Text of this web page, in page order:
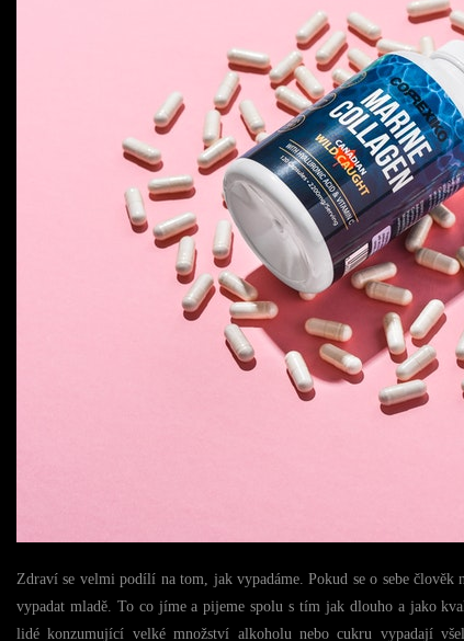
Zdraví se velmi podílí na tom, jak vypadáme. Pokud se o sebe člověk
vypadat mladě. To co jíme a pijeme spolu s tím jak dlouho a jako
lidé konzumující velké množství alkoholu nebo cukru vypadají